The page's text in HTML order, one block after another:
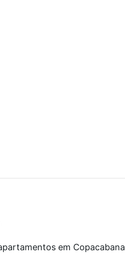
em Copacabana